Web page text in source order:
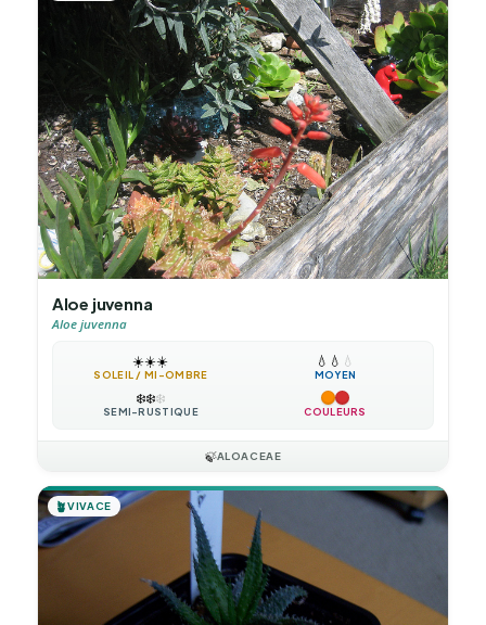
Aloe juvenna
Aloe juvenna
☀️☀️☀️
SOLEIL / MI-OMBRE
💧 💧 💧
MOYEN
❄️❄️❄️
SEMI-RUSTIQUE COULEURS
🍃ALOACEAE
🪴VIVACE